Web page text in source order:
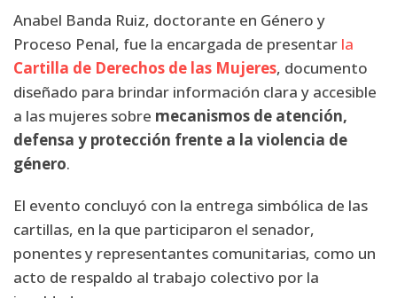
Anabel Banda Ruiz, doctorante en Género y
Proceso Penal, fue la encargada de presentar la
Cartilla de Derechos de las Mujeres, documento
diseñado para brindar información clara y accesible
a las mujeres sobre mecanismos de atención,
defensa y protección frente a la violencia de
género.
El evento concluyó con la entrega simbólica de las
cartillas, en la que participaron el senador,
ponentes y representantes comunitarias, como un
acto de respaldo al trabajo colectivo por la